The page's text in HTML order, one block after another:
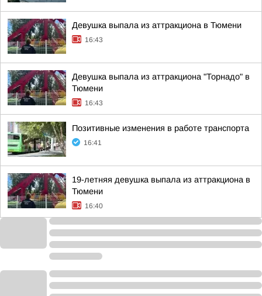
Девушка выпала из аттракциона в Тюмени
16:43
Девушка выпала из аттракциона "Торнадо" в
Тюмени
16:43
Позитивные изменения в работе транспорта
16:41
19-летняя девушка выпала из аттракциона в
Тюмени
16:40